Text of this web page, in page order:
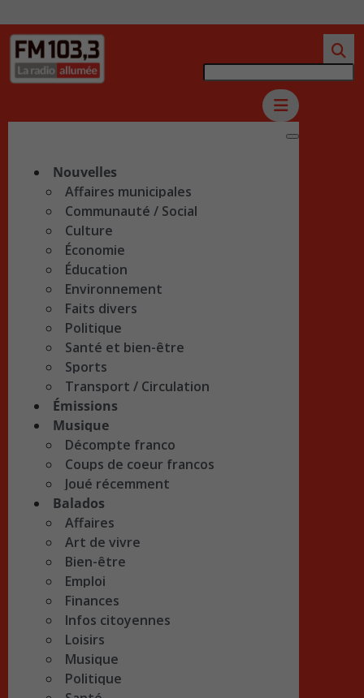
Nouvelles
Affaires municipales
Communauté / Social
Culture
Économie
Éducation
Environnement
Faits divers
Politique
Santé et bien-être
Sports
Transport / Circulation
Émissions
Musique
Décompte franco
Coups de coeur francos
Joué récemment
Balados
Affaires
Art de vivre
Bien-être
Emploi
Finances
Infos citoyennes
Loisirs
Musique
Politique